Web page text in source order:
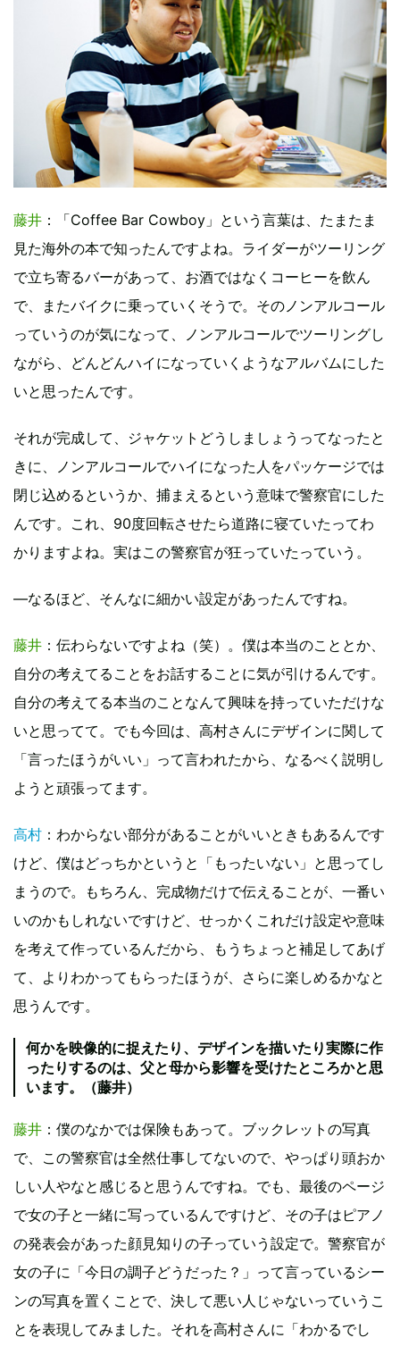
藤井 ：「Coffee Bar Cowboy」という言葉は、たまたま
見た海外の本で知ったんですよね。ライダーがツーリング
で立ち寄るバーがあって、お酒ではなくコーヒーを飲ん
で、またバイクに乗っていくそうで。そのノンアルコール
っていうのが気になって、ノンアルコールでツーリングし
ながら、どんどんハイになっていくようなアルバムにした
いと思ったんです。
それが完成して、ジャケットどうしましょうってなったと
きに、ノンアルコールでハイになった人をパッケージでは
閉じ込めるというか、捕まえるという意味で警察官にした
んです。これ、90度回転させたら道路に寝ていたってわ
かりますよね。実はこの警察官が狂っていたっていう。
―なるほど、そんなに細かい設定があったんですね。
藤井 ：伝わらないですよね（笑）。僕は本当のこととか、
自分の考えてることをお話することに気が引けるんです。
自分の考えてる本当のことなんて興味を持っていただけな
いと思ってて。でも今回は、高村さんにデザインに関して
「言ったほうがいい」って言われたから、なるべく説明し
ようと頑張ってます。
高村 ：わからない部分があることがいいときもあるんです
けど、僕はどっちかというと「もったいない」と思ってし
まうので。もちろん、完成物だけで伝えることが、一番い
いのかもしれないですけど、せっかくこれだけ設定や意味
を考えて作っているんだから、もうちょっと補足してあげ
て、よりわかってもらったほうが、さらに楽しめるかなと
思うんです。
何かを映像的に捉えたり、デザインを描いたり実際に作
ったりするのは、父と母から影響を受けたところかと思
います。（藤井）
藤井 ：僕のなかでは保険もあって。ブックレットの写真
で、この警察官は全然仕事してないので、やっぱり頭おか
しい人やなと感じると思うんですね。でも、最後のページ
で女の子と一緒に写っているんですけど、その子はピアノ
の発表会があった顔見知りの子っていう設定で。警察官が
女の子に「今日の調子どうだった？」って言っているシー
ンの写真を置くことで、決して悪い人じゃないっていうこ
とを表現してみました。それを高村さんに「わかるでし